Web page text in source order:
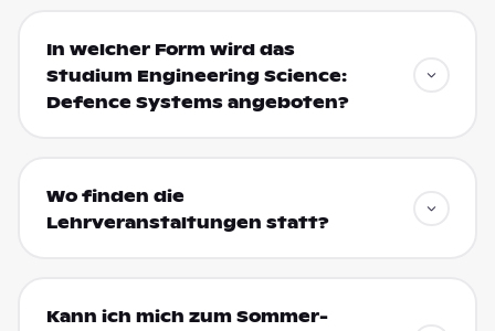
In welcher Form wird das
Studium Engineering Science:
Defence Systems angeboten?
Wo finden die
Lehrveranstaltungen statt?
Kann ich mich zum Sommer-